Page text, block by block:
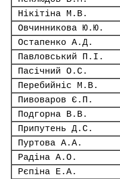
Нікітіна М.В.
Овчинникова Ю.Ю.
Остапенко А.Д.
Павловський П.І.
Пасічний О.С.
Перебийніс М.В.
Пивоваров Є.П.
Подгорна В.В.
Припутень Д.С.
Пуртова А.А.
Радіна А.О.
Рєпіна Е.А.